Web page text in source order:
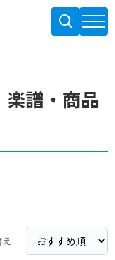
譜・商品